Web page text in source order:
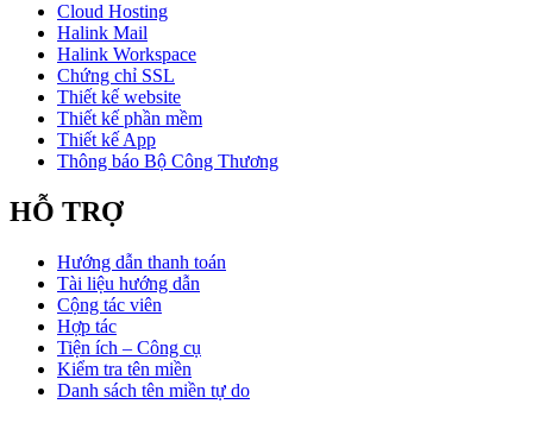
Cloud Hosting
Halink Mail
Halink Workspace
Chứng chỉ SSL
Thiết kế website
Thiết kế phần mềm
Thiết kế App
Thông báo Bộ Công Thương
HỖ TRỢ
Hướng dẫn thanh toán
Tài liệu hướng dẫn
Cộng tác viên
Hợp tác
Tiện ích – Công cụ
Kiểm tra tên miền
Danh sách tên miền tự do